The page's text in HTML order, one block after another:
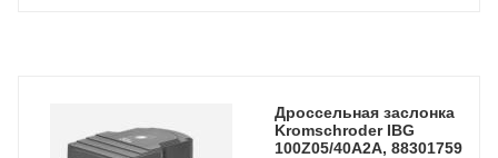
Дроссельная заслонка
Kromschroder IBG
100Z05/40A2A, 88301759